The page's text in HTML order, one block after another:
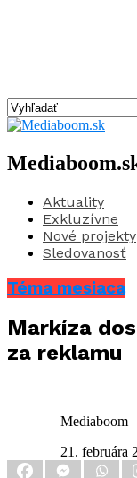
Aktuality
Exkluzívne
Nové projekty
Sledovanosť
Téma mesiaca
Markíza
za reklamu
Mediaboom
21. februára